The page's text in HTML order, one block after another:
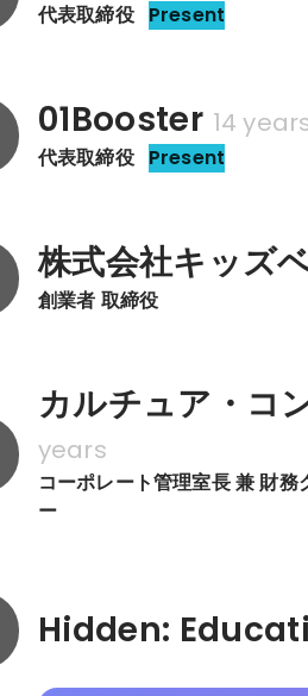
代表取締役 Present
01Booster 14
代表取締役 Present
株式会社キッズ
創業者 取締役
カルチュア・コ
years
コーポレート管理室長 兼 財
ー